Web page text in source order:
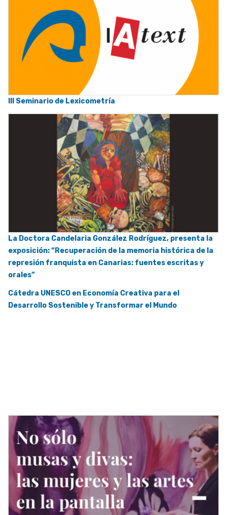
III Seminario de Lexicometría
La Doctora Candelaria González Rodríguez, presenta la
exposición: “Recuperación de la memoria histórica de la
represión franquista en Canarias: fuentes escritas y
orales”
Cátedra UNESCO en Economía Creativa para el
Desarrollo Sostenible y Transformar el Mundo